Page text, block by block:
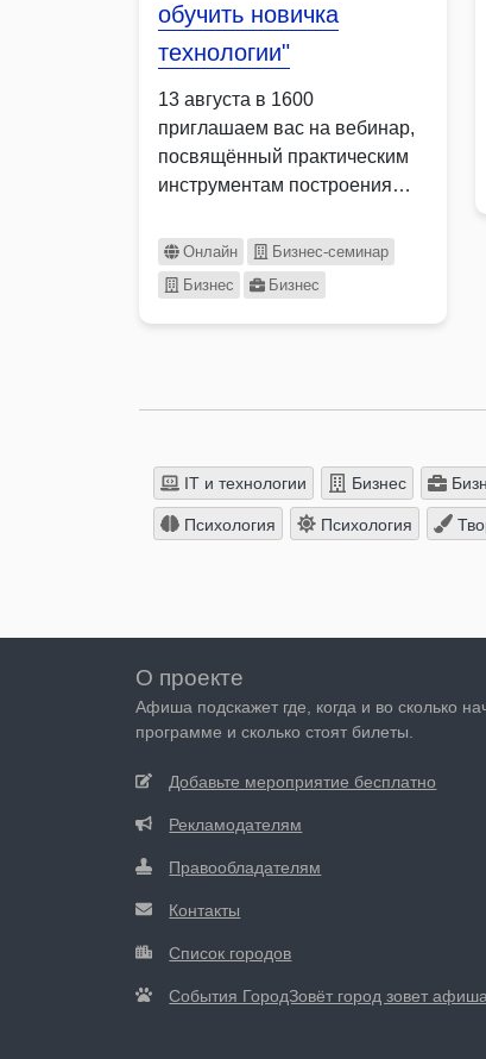
обучить новичка
технологии"
13 августа в 1600
приглашаем вас на вебинар,
посвящённый практическим
инструментам построения
Онлайн
Бизнес-семинар
Бизнес
Бизнес
IT и технологии Бизнес
Психология Психология
О проекте
Афиша подскажет где, когда и во сколько
программе и сколько стоят билеты.
Добавьте мероприятие бесплатно
Рекламодателям
Правообладателям
Контакты
Список городов
События ГородЗовёт город зовет